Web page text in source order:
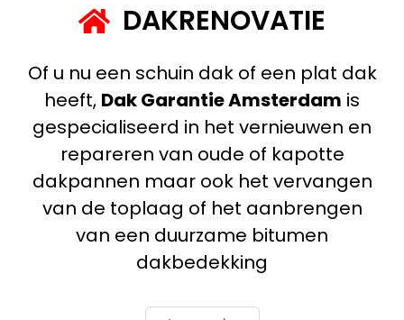
DAKRENOVATIE
Of u nu een schuin dak of een plat dak
heeft, Dak Garantie Amsterdam is
gespecialiseerd in het vernieuwen en
repareren van oude of kapotte
dakpannen maar ook het vervangen
van de toplaag of het aanbrengen
van een duurzame bitumen
dakbedekking